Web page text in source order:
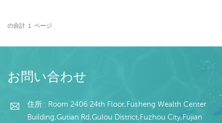
装：1kg/バッグ,10kg /織
能） 販売モデル：卸売/輸
テナ 支払い：TT/С確認さ
れた取消不能のLCを一目
以内 起源：中国 ブラン
ド：fu wang hang
の合計 1 ページ
お問い合わせ
住所 : Room 2406 24th Floor,Fusheng Wealth Center
Building,Gutian Rd,Gulou District,Fuzhou City,Fujian